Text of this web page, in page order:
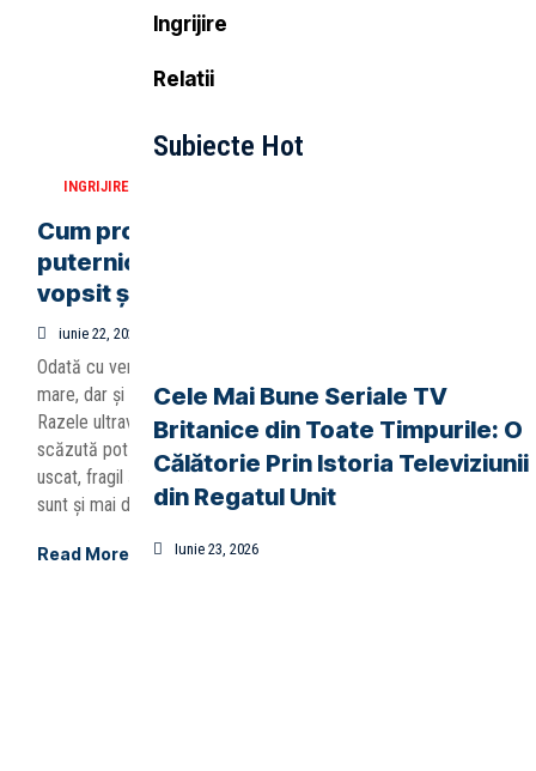
Ingrijire
Relatii
Subiecte Hot
Cele Mai Bune Seriale TV
Britanice din Toate Timpurile: O
Călătorie Prin Istoria Televiziunii
din Regatul Unit
Iunie 23, 2026
INGRIJIRE
Cum protejezi părul de soarele
puternic – Ghid complet pentru părul
vopsit și nevopsit
iunie 22, 2026
Odată cu venirea verii, soarele devine prietenul nostru cel mai
mare, dar și cel mai perfid pentru podoaba noastră capilară.
Razele ultraviolete (UV), căldura excesivă și umiditatea
scăzută pot transforma un păr sănătos și strălucitor într-unul
uscat, fragil și lipsit de viață. Dacă ai părul vopsit, efectele
sunt și mai dramatice: culoarea poate deveni ștearsă, […]
Read More